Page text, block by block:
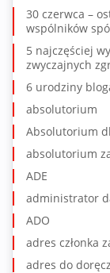
30 czerwca –
wspólników
5 najczęściej
zwyczajnych
6 urodziny
absolutorium
Absolutorium
absolutorium
ADE
administrator
ADO
adres członka
adres do